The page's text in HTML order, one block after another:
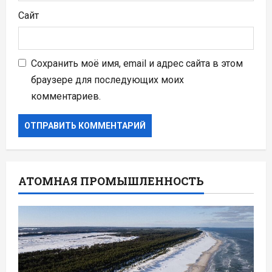
Сайт
Сохранить моё имя, email и адрес сайта в этом
браузере для последующих моих
комментариев.
АТОМНАЯ ПРОМЫШЛЕННОСТЬ